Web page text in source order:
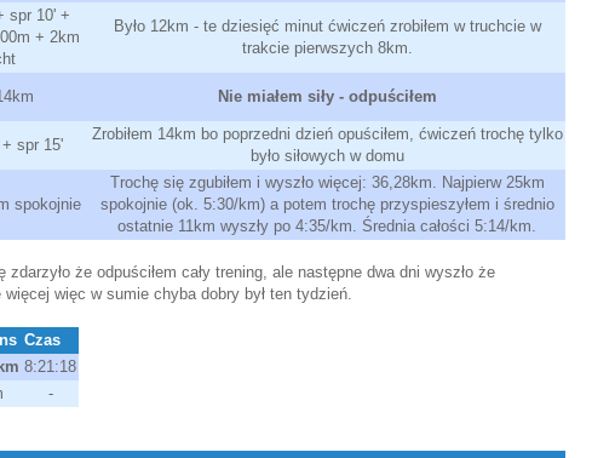
spr 10' +
+ 2km
Było 12km - te dziesięć minut ćwiczeń zrobiłem w truchcie w
trakcie pierwszych 8km.
Nie miałem siły - odpuściłem
spr 15'
Zrobiłem 14km bo poprzedni dzień opuściłem, ćwiczeń trochę tylko
było siłowych w domu
spokojnie
Trochę się zgubiłem i wyszło więcej: 36,28km. Najpierw 25km
spokojnie (ok. 5:30/km) a potem trochę przyspieszyłem i średnio
ostatnie 11km wyszły po 4:35/km. Średnia całości 5:14/km.
zdarzyło że odpuściłem cały trening, ale następne dwa dni wyszło że
więcej więc w sumie chyba dobry był ten tydzień.
Czas
8:21:18
-